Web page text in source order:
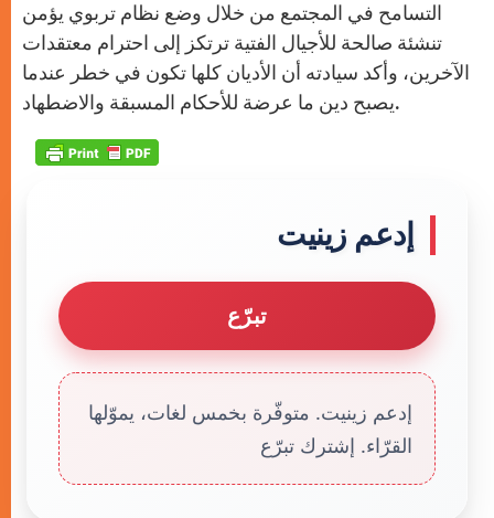
التسامح في المجتمع من خلال وضع نظام تربوي يؤمن
تنشئة صالحة للأجيال الفتية ترتكز إلى احترام معتقدات
الآخرين، وأكد سيادته أن الأديان كلها تكون في خطر عندما
يصبح دين ما عرضة للأحكام المسبقة والاضطهاد.
إدعم زينيت
تبرّع
إدعم زينيت. متوفّرة بخمس لغات، يموّلها
القرّاء. إشترك تبرّع